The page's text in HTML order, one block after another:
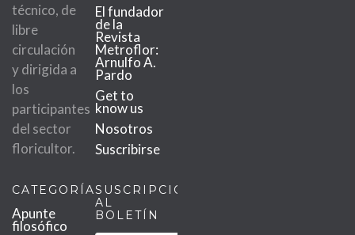
técnico, de
libre
circulación
y dirigida a
los
participantes
del sector
floricultor.
El fundador
de la
Revista
Metroflor:
Arnulfo A.
Pardo
Get to
know us
Nosotros
Suscribirse
CATEGORÍAS
Apunte
filosófico
SUSCRIPCIÓN
AL
BOLETÍN